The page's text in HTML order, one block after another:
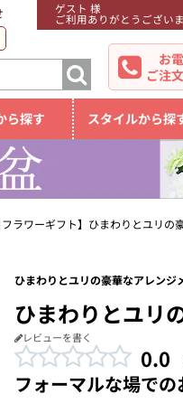
ゲスト 様
ご利用ありがとうございま
お
ご注
ら探す スタイルから探
フラワーギフト】ひまわりとユリの
ひまわりとユリの豪華なアレンジ
ひまわりとユリ
レビューを書く
0.0
フォーマルな場で